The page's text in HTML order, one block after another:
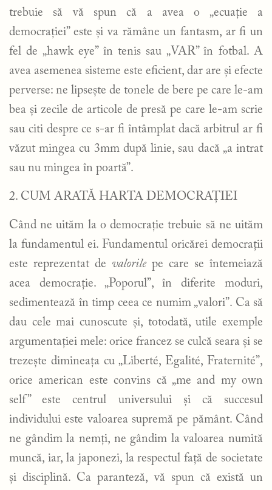
trebuie să vă spun că a avea o „ecuație a
democrației” este și va rămâne un fantasm, ar fi un
fel de „hawk eye” în tenis sau „VAR” în fotbal. A
avea asemenea sisteme este eficient, dar are și efecte
perverse: ne lipsește de tonele de bere pe care le-am
bea și zecile de articole de presă pe care le-am scrie
sau citi despre ce s-ar fi întâmplat dacă arbitrul ar fi
văzut mingea cu 3mm după linie, sau dacă „a intrat
sau nu mingea în poartă”.
2. CUM ARATĂ HARTA DEMOCRAȚIEI
Când ne uităm la o democrație trebuie să ne uităm
la fundamentul ei. Fundamentul oricărei democrații
este reprezentat de valorilepe care se întemeiază
acea democrație. „Poporul”, în diferite moduri,
sedimentează în timp ceea ce numim „valori”. Ca să
dau cele mai cunoscute și, totodată, utile exemple
argumentației mele: orice francez se culcă seara și se
trezește dimineața cu „Liberté, Egalité, Fraternité”,
orice american este convins că „me and my own
self” este centrul universului și că succesul
individului este valoarea supremă pe pământ. Când
ne gândim la nemți, ne gândim la valoarea numită
muncă, iar, la japonezi, la respectul față de societate
și disciplină. Ca paranteză, vă spun că există un